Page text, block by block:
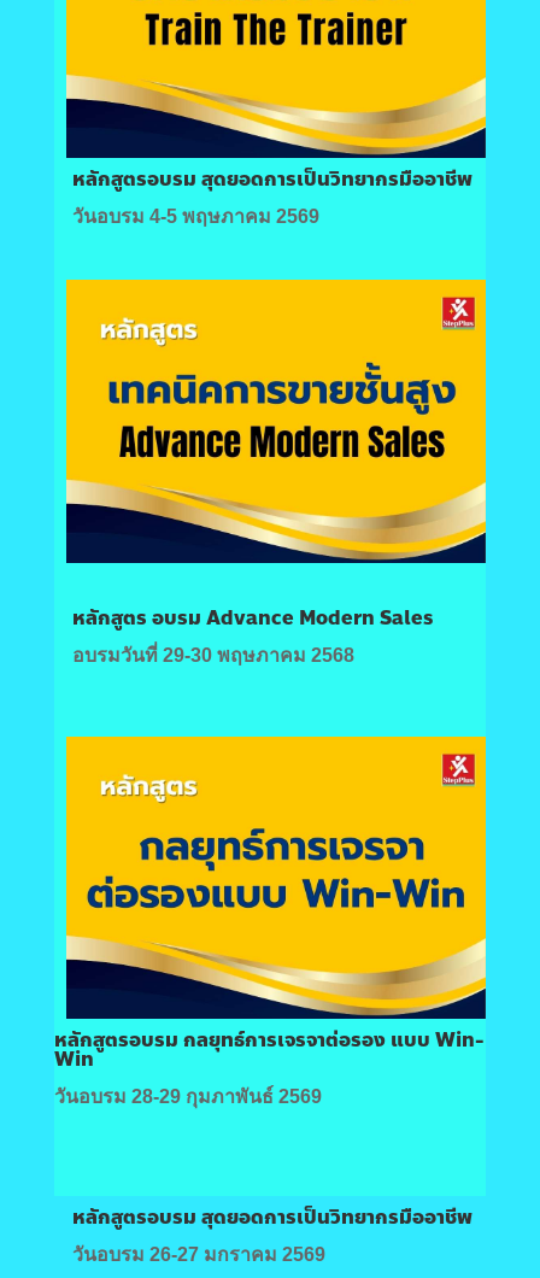
หลักสูตรอบรม สุดยอดการเป็นวิทยากรมืออาชีพ
วันอบรม 4-5 พฤษภาคม 2569
หลักสูตร อบรม Advance Modern Sales
อบรมวันที่ 29-30 พฤษภาคม 2568
หลักสูตรอบรม กลยุทธ์การเจรจาต่อรอง แบบ Win-
Win
วันอบรม 28-29 กุมภาพันธ์ 2569
หลักสูตรอบรม สุดยอดการเป็นวิทยากรมืออาชีพ
วันอบรม 26-27 มกราคม 2569